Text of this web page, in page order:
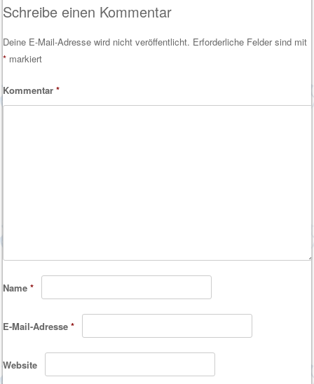
Schreibe einen Kommentar
Deine E-Mail-Adresse wird nicht veröffentlicht. Erforderliche Felder sind mit
* markiert
Kommentar*
Name*
E-Mail-Adresse*
Website